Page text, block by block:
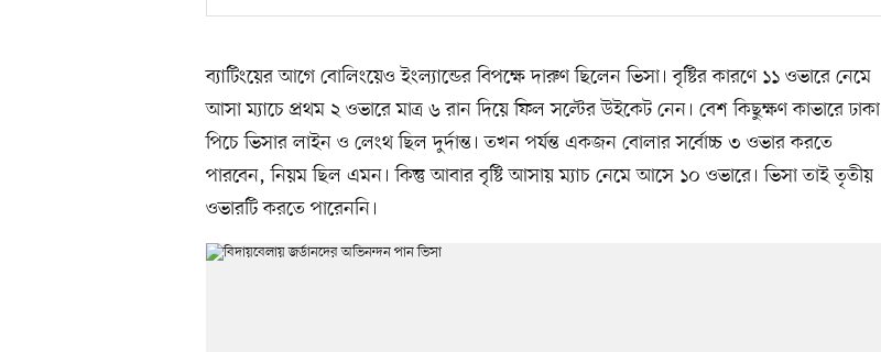
ব্যাটিংয়ের আগে বোলিংয়েও ইংল্যান্ডের বিপক্ষে দারুণ ছিলেন ভিসা। বৃষ্টির কারণে ১১ ওভারে নেমে
আসা ম্যাচে প্রথম ২ ওভারে মাত্র ৬ রান দিয়ে ফিল সল্টের উইকেট নেন। বেশ কিছুক্ষণ কাভারে ঢাকা
পিচে ভিসার লাইন ও লেংথ ছিল দুর্দান্ত। তখন পর্যন্ত একজন বোলার সর্বোচ্চ ৩ ওভার করতে
পারবেন, নিয়ম ছিল এমন। কিন্তু আবার বৃষ্টি আসায় ম্যাচ নেমে আসে ১০ ওভারে। ভিসা তাই তৃতীয়
ওভারটি করতে পারেননি।